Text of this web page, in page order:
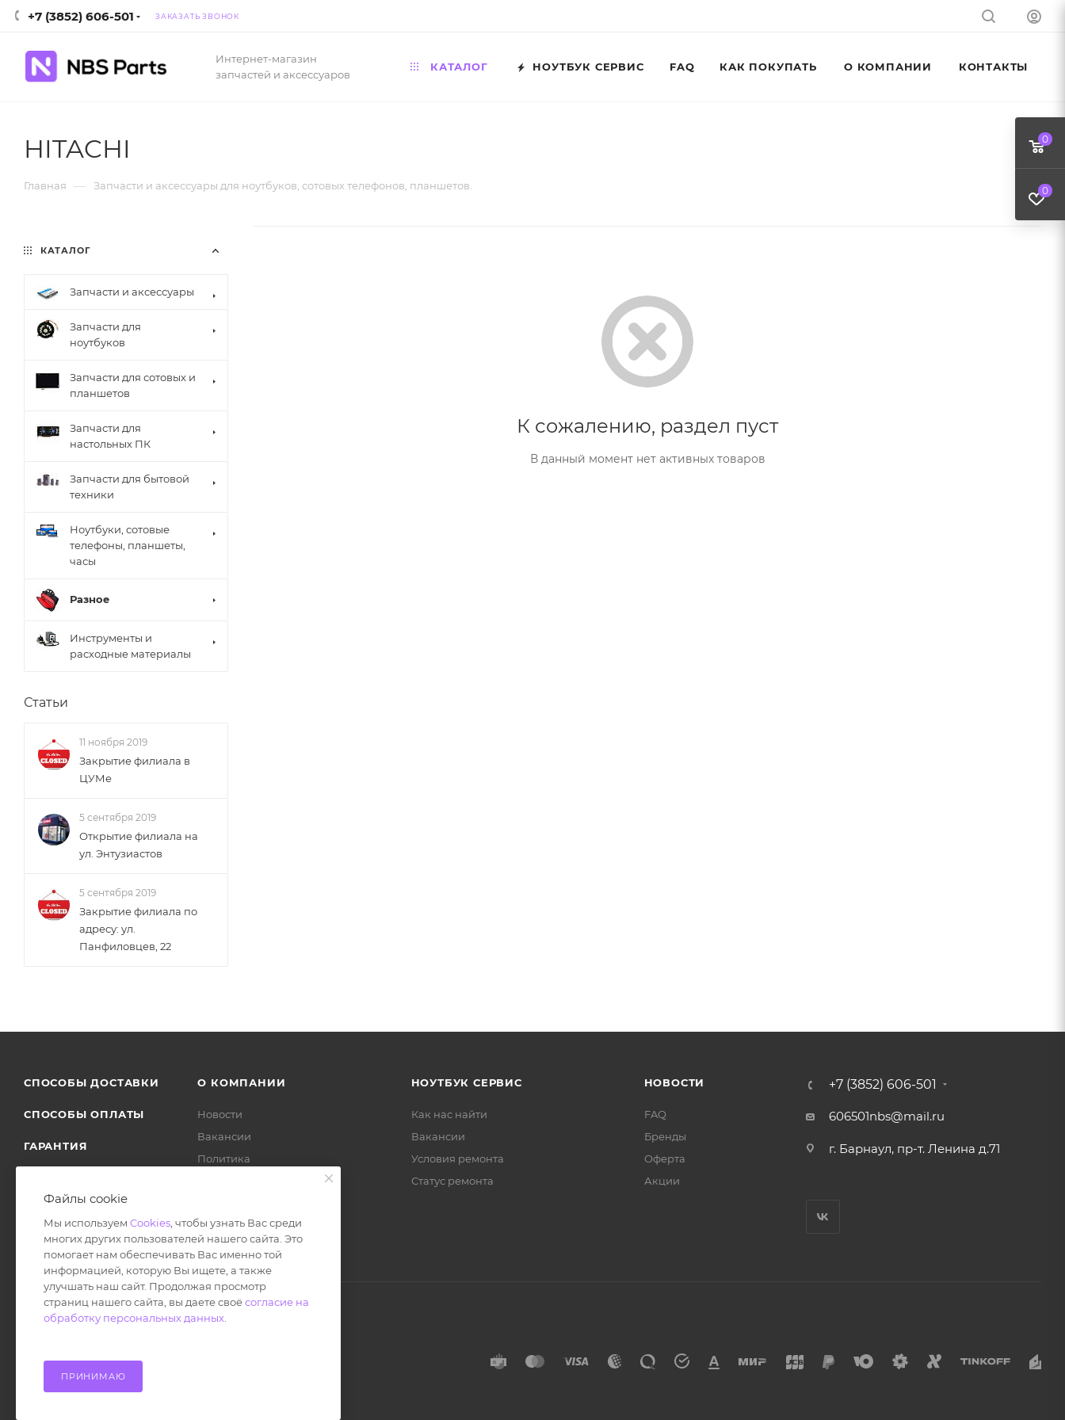
+7 (3852) 606-501 ЗАКАЗАТЬ ЗВОНОК
Интернет-магазин
запчастей и аксессуаров
КАТАЛОГ НОУТБУК СЕРВИС FAQ КАК ПОКУПАТЬ О КОМПАНИИ КОНТАКТЫ
HITACHI
Главная — Запчасти и аксессуары для ноутбуков, сотовых телефонов, планшетов.
К сожалению, раздел пуст
В данный момент нет активных товаров
КАТАЛОГ
Запчасти и аксессуары
Запчасти для
ноутбуков
Запчасти для сотовых и
планшетов
Запчасти для
настольных ПК
Запчасти для бытовой
техники
Ноутбуки, сотовые
телефоны, планшеты,
часы
Разное
Инструменты и
расходные материалы
Статьи
11 ноября 2019
Закрытие филиала в
ЦУМе
5 сентября 2019
Открытие филиала на
ул. Энтузиастов
5 сентября 2019
Закрытие филиала по
адресу: ул.
Панфиловцев, 22
СПОСОБЫ ДОСТАВКИ
СПОСОБЫ ОПЛАТЫ
ГАРАНТИЯ
О КОМПАНИИ
Новости
Вакансии
Политика
НОУТБУК СЕРВИС
Как нас найти
Вакансии
Условия ремонта
Статус ремонта
НОВОСТИ
FAQ
Бренды
Оферта
Акции
+7 (3852) 606-501
606501nbs@mail.ru
г. Барнаул, пр-т. Ленина д.71
0
0
Файлы cookie
Мы используем Cookies , чтобы узнать Вас среди
многих других пользователей нашего сайта. Это
помогает нам обеспечивать Вас именно той
информацией, которую Вы ищете, а также
улучшать наш сайт. Продолжая просмотр
страниц нашего сайта, вы даете своёсогласие на
обработку персональных данных
ПРИНИМАЮ